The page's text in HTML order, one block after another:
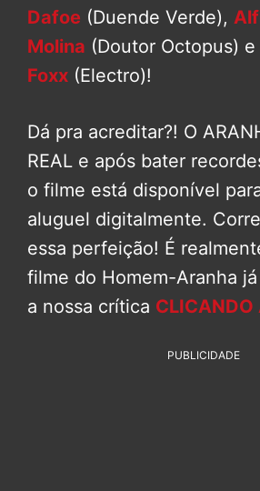
Dafoe (Duende Verde),
Molina (Doutor Octopus) e
Foxx (Electro)!
Dá pra acreditar?! O
REAL e após bater
o filme está disponível
aluguel digitalmente.
essa perfeição! É
filme do Homem-Aranha
a nossa crítica CLICANDO
PUBLICIDADE